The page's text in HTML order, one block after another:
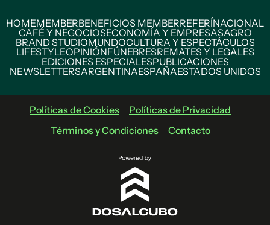
HOMEMEMBERBENEFICIOS MEMBERREFERÍNACIONAL
CAFÉ Y NEGOCIOSECONOMÍA Y EMPRESASAGRO
BRAND STUDIOMUNDOCULTURA Y ESPECTÁCULOS
LIFESTYLEOPINIÓNFÚNEBRESREMATES Y LEGALES
EDICIONES ESPECIALESPUBLICACIONES
NEWSLETTERSARGENTINAESPAÑAESTADOS UNIDOS
Políticas de Cookies
Políticas de Privacidad
Términos y Condiciones
Contacto